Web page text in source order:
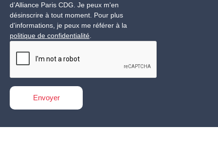
d’Alliance Paris CDG. Je peux m'en
désinscrire à tout moment. Pour plus
d'informations, je peux me référer à la
politique de confidentialité